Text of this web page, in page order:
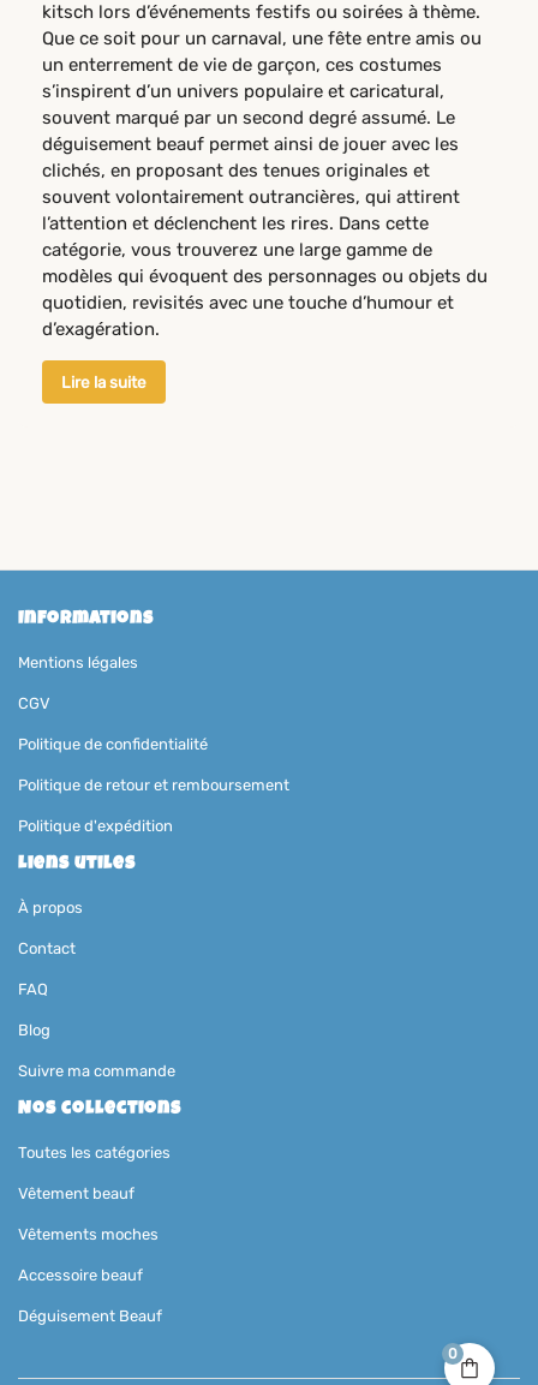
kitsch lors d’événements festifs ou soirées à thème.
Que ce soit pour un carnaval, une fête entre amis ou
un enterrement de vie de garçon, ces costumes
s’inspirent d’un univers populaire et caricatural,
souvent marqué par un second degré assumé. Le
déguisement beauf permet ainsi de jouer avec les
clichés, en proposant des tenues originales et
souvent volontairement outrancières, qui attirent
l’attention et déclenchent les rires. Dans cette
catégorie, vous trouverez une large gamme de
modèles qui évoquent des personnages ou objets du
quotidien, revisités avec une touche d’humour et
d’exagération.
Lire la suite
0
Informations
Mentions légales
CGV
Politique de confidentialité
Politique de retour et remboursement
Politique d'expédition
Liens utiles
À propos
Contact
FAQ
Blog
Suivre ma commande
Nos collections
Toutes les catégories
Vêtement beauf
Vêtements moches
Accessoire beauf
Déguisement Beauf